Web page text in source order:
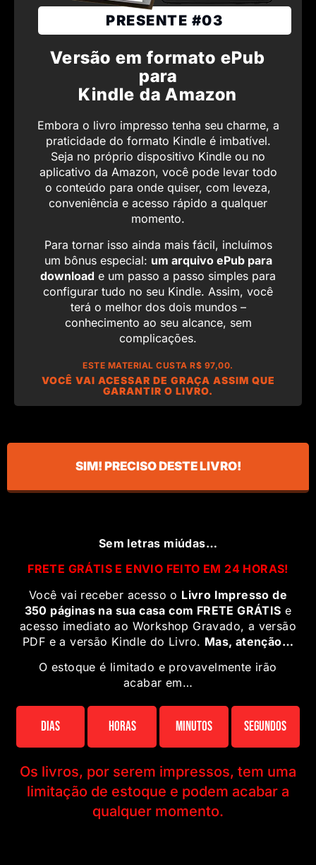
PRESENTE #03
Versão em formato ePub
para
Kindle da Amazon
Embora o livro impresso tenha seu charme, a
praticidade do formato Kindle é imbatível.
Seja no próprio dispositivo Kindle ou no
aplicativo da Amazon, você pode levar todo
o conteúdo para onde quiser, com leveza,
conveniência e acesso rápido a qualquer
momento.
Para tornar isso ainda mais fácil, incluímos
um bônus especial: um arquivo ePub para
download e um passo a passo simples para
configurar tudo no seu Kindle. Assim, você
terá o melhor dos dois mundos –
conhecimento ao seu alcance, sem
complicações.
ESTE MATERIAL CUSTA R$ 97,00.
VOCÊ VAI ACESSAR DE GRAÇA ASSIM QUE
GARANTIR O LIVRO.
SIM! PRECISO DESTE LIVRO!
Sem letras miúdas…
FRETE GRÁTIS E ENVIO FEITO EM 24 HORAS!
Você vai receber acesso o Livro Impresso de
350 páginas na sua casa com FRETE GRÁTIS e
acesso imediato ao Workshop Gravado, a versão
PDF e a versão Kindle do Livro. Mas, atenção…
O estoque é limitado e provavelmente irão
acabar em…
Dias Horas Minutos Segundos
Os livros, por serem impressos, tem uma
limitação de estoque e podem acabar a
qualquer momento.